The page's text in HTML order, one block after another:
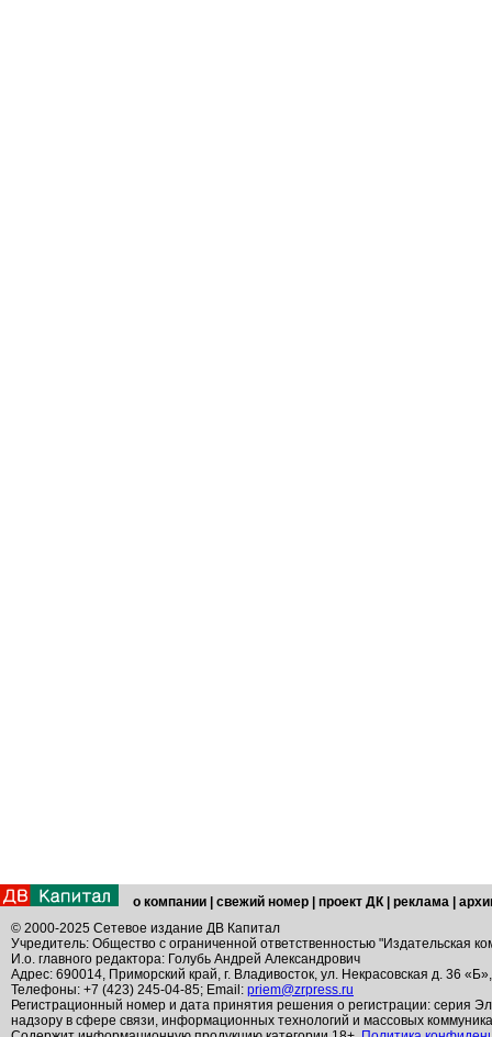
о компании свежий номер проект ДК реклама
© 2000-2025 Сетевое издание ДВ Капитал
Учредитель: Общество с ограниченной ответственностью "Издательская
И.о. главного редактора: Голубь Андрей Александрович
Адрес: 690014, Приморский край, г. Владивосток, ул. Некрасовская д. 36
Телефоны: +7 (423) 245-04-85; Email: priem@zrpress.ru
Регистрационный номер и дата принятия решения о регистрации: серия
надзору в сфере связи, информационных технологий и массовых